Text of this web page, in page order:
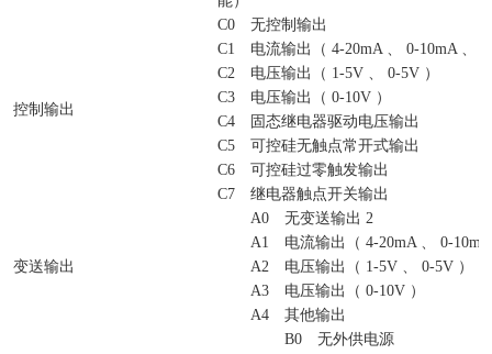
控制输出
C0
无控制输出
C1
电流输出（ 4-20mA 、 0-10mA 、
C2
电压输出（ 1-5V 、 0-5V ）
C3
电压输出（ 0-10V ）
C4
固态继电器驱动电压输出
C5
可控硅无触点常开式输出
C6
可控硅过零触发输出
C7
继电器触点开关输出
变送输出
A0
无变送输出 2
A1
电流输出（ 4-20mA 、 0-
A2
电压输出（ 1-5V 、 0-5V ）
A3
电压输出（ 0-10V ）
A4
其他输出
B0 无外供电源